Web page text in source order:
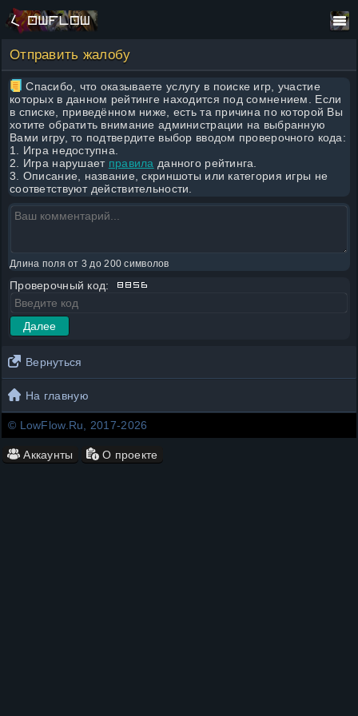
Отправить жалобу
Спасибо, что оказываете услугу в поиске игр, участие
которых в данном рейтинге находится под сомнением. Если
в списке, приведённом ниже, есть та причина по которой Вы
хотите обратить внимание администрации на выбранную
Вами игру, то подтвердите выбор вводом проверочного кода:
1. Игра недоступна.
2. Игра нарушает правила данного рейтинга.
3. Описание, название, скриншоты или категория игры не
соответствуют действительности.
Длина поля от 3 до 200 символов
Проверочный код:
Вернуться
На главную
© LowFlow.Ru, 2017-2026
Аккаунты О проекте